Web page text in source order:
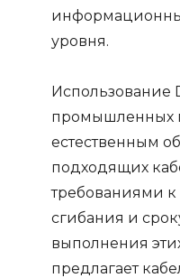
уровня.
Использование
промышленных
естественным
подходящих
требованиями
сгибания и
выполнения
предлагает